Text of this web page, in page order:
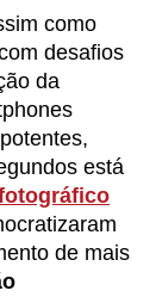
como
desafios
da
está
de mais